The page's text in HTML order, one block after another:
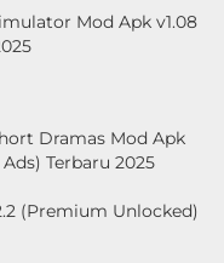
Mod Apk v1.08
Dramas Mod Apk
Terbaru 2025
(Premium Unlocked)